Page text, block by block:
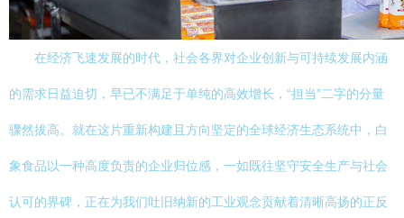
在经济飞速发展的时代，社会各界对企业创新与可持续发展内涵
的需求日益迫切，早已不满足于单纯的高效增长，“担当”二字的分量
骤然拔高。就在这片重新构建且方向坚定的全球经济生态系统中，白
象食品以一种高度负责的企业归位感，一如既往坚守安全生产与社会
认可的界碑，正在为我们吐旧纳新的工业观念贡献着清晰高扬的正反